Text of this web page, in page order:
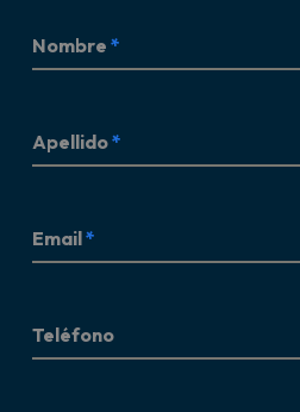
Nombre *
Apellido*
Email*
Teléfono